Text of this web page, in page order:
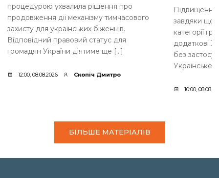
процедурою ухвалила рішення про
продовження дії механізму тимчасового
захисту для українських біженців.
Відповідний правовий статус для
громадян України діятиме ще […]
12:00, 08.08.2026 Скопіч Дмитро
Підвищення
завдяки
категорії
додаткові
без
Українське
10:00,
БІЛЬШЕ МАТЕРІАЛІВ